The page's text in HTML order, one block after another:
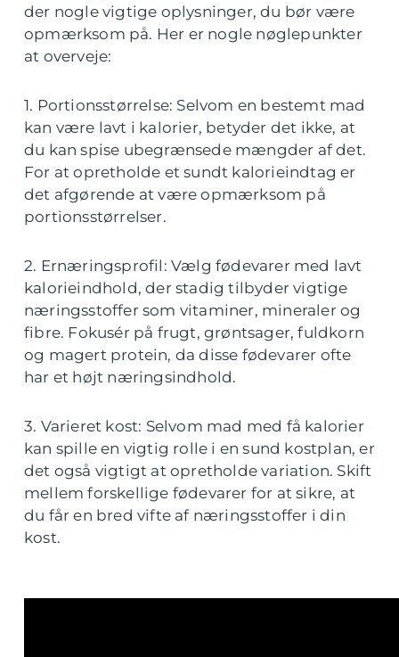
der nogle vigtige oplysninger, du bør være
opmærksom på. Her er nogle nøglepunkter
at overveje:
1. Portionsstørrelse: Selvom en bestemt mad
kan være lavt i kalorier, betyder det ikke, at
du kan spise ubegrænsede mængder af det.
For at opretholde et sundt kalorieindtag er
det afgørende at være opmærksom på
portionsstørrelser.
2. Ernæringsprofil: Vælg fødevarer med lavt
kalorieindhold, der stadig tilbyder vigtige
næringsstoffer som vitaminer, mineraler og
fibre. Fokusér på frugt, grøntsager, fuldkorn
og magert protein, da disse fødevarer ofte
har et højt næringsindhold.
3. Varieret kost: Selvom mad med få kalorier
kan spille en vigtig rolle i en sund kostplan, er
det også vigtigt at opretholde variation. Skift
mellem forskellige fødevarer for at sikre, at
du får en bred vifte af næringsstoffer i din
kost.